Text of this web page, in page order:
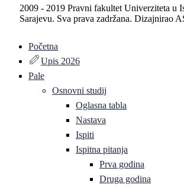
2009 - 2019 Pravni fakultet Univerziteta u
Sarajevu. Sva prava zadržana. Dizajnirao
Početna
Upis 2026
Pale
Osnovni studij
Oglasna tabla
Nastava
Ispiti
Ispitna pitanja
Prva godina
Druga godina